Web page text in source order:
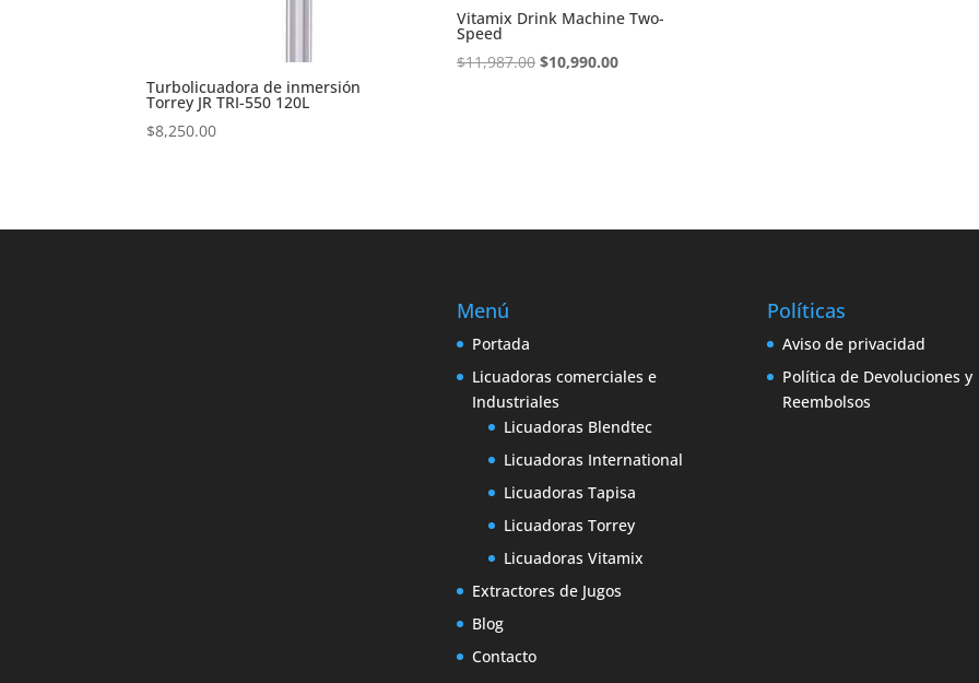
Turbolicuadora de inmersión
Torrey JR TRI-550 120L
$8,250.00
Vitamix Drink Machine Two-
Speed
$11,987.00 Original
$10,990.00Current
Menú
Portada
Licuadoras comerciales e
Industriales
Licuadoras Blendtec
Licuadoras International
Licuadoras Tapisa
Licuadoras Torrey
Licuadoras Vitamix
Extractores de Jugos
Blog
Contacto
Políticas
Aviso de privacidad
Política de Devoluciones y
Reembolsos